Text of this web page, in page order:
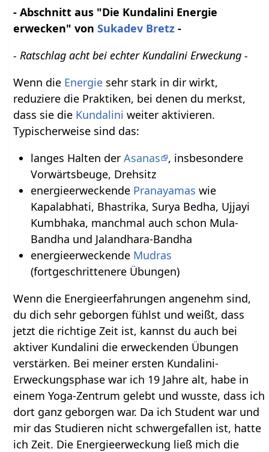
- Abschnitt aus "Die Kundalini Energie
erwecken" vonSukadev Bretz -
- Ratschlag acht bei echter Kundalini Erweckung -
Wenn die Energie sehr stark in dir wirkt,
reduziere die Praktiken, bei denen du merkst,
dass sie die Kundalini weiter aktivieren.
Typischerweise sind das:
langes Halten der Asanas
, insbesondere
Vorwärtsbeuge, Drehsitz
energieerweckende Pranayamas wie
Kapalabhati, Bhastrika, Surya Bedha, Ujjayi
Kumbhaka, manchmal auch schon Mula-
Bandha und Jalandhara-Bandha
energieerweckende Mudras
(fortgeschrittenere Übungen)
Wenn die Energieerfahrungen angenehm sind,
du dich sehr geborgen fühlst und weißt, dass
jetzt die richtige Zeit ist, kannst du auch bei
aktiver Kundalini die erweckenden Übungen
verstärken. Bei meiner ersten Kundalini-
Erweckungsphase war ich 19 Jahre alt, habe in
einem Yoga-Zentrum gelebt und wusste, dass ich
dort ganz geborgen war. Da ich Student war und
mir das Studieren nicht schwergefallen ist, hatte
ich Zeit. Die Energieerweckung ließ mich die